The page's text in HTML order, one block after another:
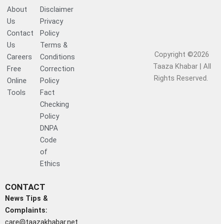
About
Us
Contact
Us
Careers
Free
Online
Tools
Disclaimer
Privacy
Policy
Terms &
Conditions
Correction
Policy
Fact
Checking
Policy
DNPA
Code
of
Ethics
CONTACT
News Tips &
Complaints:
care@taazakhabar.net
Copyright ©2026
Taaza Khabar | All
Rights Reserved.​